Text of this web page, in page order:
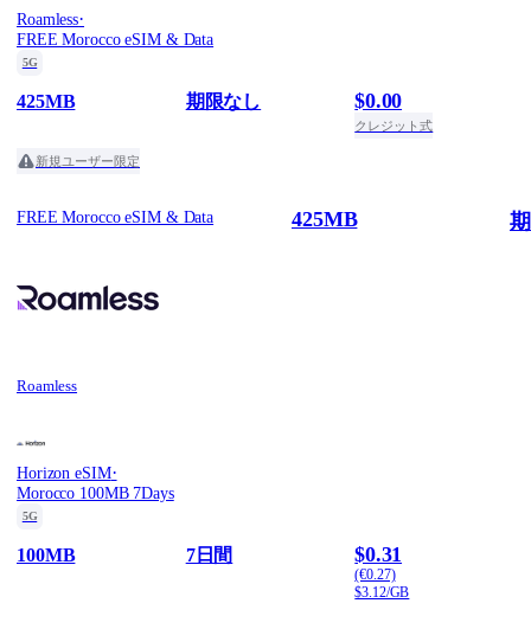
Roamless·
FREE Morocco eSIM & Data
5G
425MB 期限なし $0.00
クレジット式
新規ユーザー限定
FREE Morocco eSIM & Data
Roamless
425MB
Horizon eSIM·
Morocco 100MB 7Days
5G
100MB 7日間 $0.31
(€0.27)
$3.12/GB